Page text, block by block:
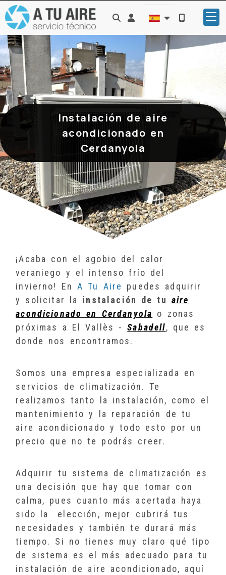
Identifícate
Instalación de aire
acondicionado en
Cerdanyola
¡Acaba con el agobio del calor
veraniego y el intenso frío del
invierno! EnA Tu Aire
puedes adquirir
y solicitar la instalación de tu aire
acondicionado en Cerdanyola o zonas
próximas a El Vallès -Sabadell, que es
donde nos encontramos.
Somos una empresa especializada en
servicios de climatización. Te
realizamos tanto la instalación, como el
mantenimiento y la reparación de tu
aire acondicionado y todo esto por un
precio que no te podrás creer.
Adquirir tu sistema de climatización es
una decisión que hay que tomar con
calma, pues cuanto más acertada haya
sido la elección, mejor cubrirá tus
necesidades y también te durará más
tiempo. Si no tienes muy claro qué tipo
de sistema es el más adecuado para tu
instalación de aire acondicionado, aquí